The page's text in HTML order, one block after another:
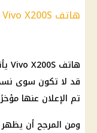
هاتف Vivo X200S
تم الإعلان عنها